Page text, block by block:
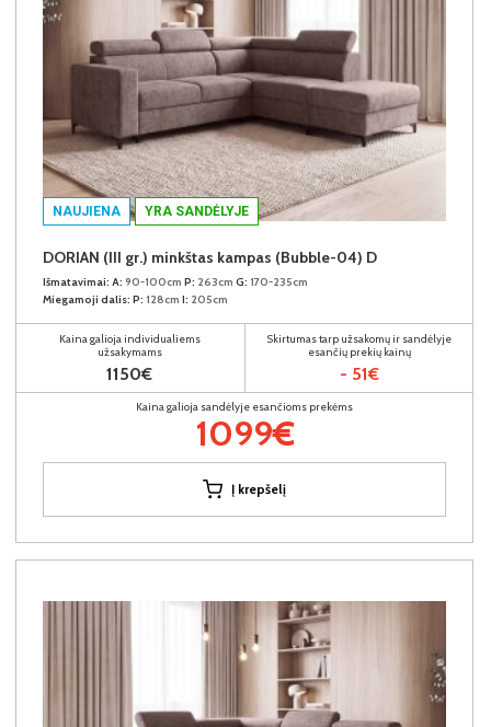
NAUJIENA YRA SANDĖLYJE
DORIAN (III gr.) minkštas kampas (Bubble-04) D
Išmatavimai: A: 90-100cm P: 263cm G: 170-235cm
Miegamoji dalis: P: 128cm I: 205cm
Kaina galioja individualiems
užsakymams
1150€
Skirtumas tarp užsakomų ir sandėlyje
esančių prekių kainų
- 51€
Kaina galioja sandėlyje esančioms prekėms
1099€
Į krepšelį